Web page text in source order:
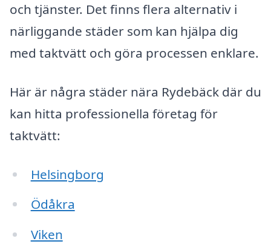
och tjänster. Det finns flera alternativ i
närliggande städer som kan hjälpa dig
med taktvätt och göra processen enklare.
Här är några städer nära Rydebäck där du
kan hitta professionella företag för
taktvätt:
Helsingborg
Ödåkra
Viken